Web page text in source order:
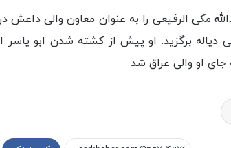
مکی الرفیعی را به عنوان معاون والی داعش
دیاله برگزید. او پیش از کشته شدن ابو یاسر
او والی عراق شد